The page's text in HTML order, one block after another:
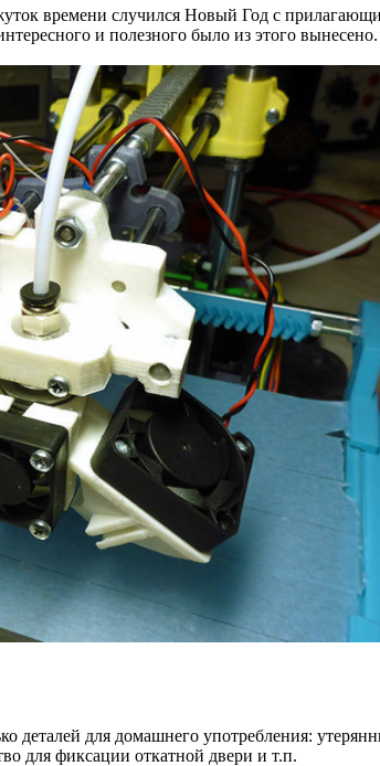
времени случился Новый Год с
и полезного было из этого вынесено.
деталей для домашнего употребления:
для фиксации откатной двери и т.п.